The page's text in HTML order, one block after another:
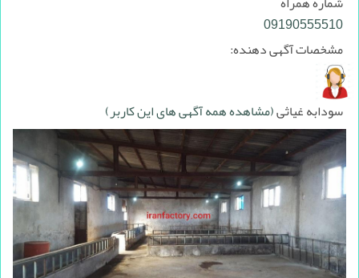
09190555510
مشخصات آگهی دهنده:
سودابه غیاثی(مشاهده همه آگهی های این کاربر)